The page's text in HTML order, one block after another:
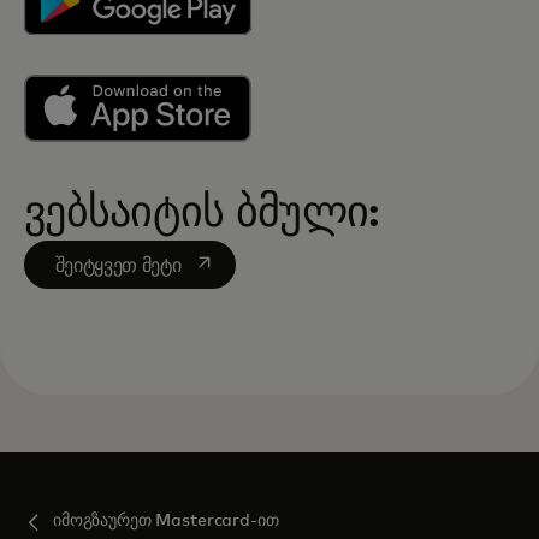
ვებსაიტის ბმული:
შეიტყვეთ მეტიopens in a new tab
იმოგზაურეთ Mastercard-ით